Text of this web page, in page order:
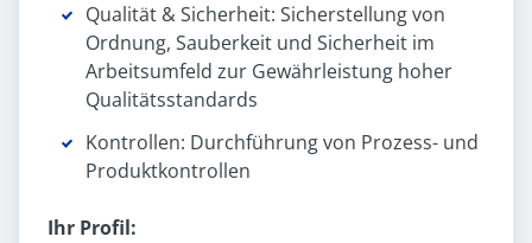
Qualität & Sicherheit: Sicherstellung von
Ordnung, Sauberkeit und Sicherheit im
Arbeitsumfeld zur Gewährleistung hoher
Qualitätsstandards
Kontrollen: Durchführung von Prozess- und
Produktkontrollen
Ihr Profil: